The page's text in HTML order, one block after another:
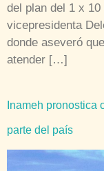
del plan del 1 x
vicepresidenta
donde aseveró
atender […]
Inameh pronostica
parte del país